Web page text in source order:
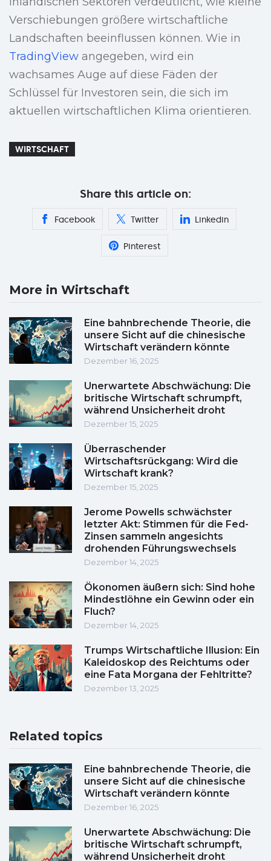
Verschiebungen größere wirtschaftliche
Landschaften beeinflussen können. Wie in
TradingView angegeben, wird ein
wachsames Auge auf diese Fäden der
Schlüssel für Investoren sein, die sich im
aktuellen wirtschaftlichen Klima orientieren.
WIRTSCHAFT
Share this article on:
Facebook Twitter Linkedin
Pinterest
More in Wirtschaft
Eine bahnbrechende Theorie, die
unsere Sicht auf die chinesische
Wirtschaft verändern könnte
Dezember 16, 2025
Unerwartete Abschwächung: Die
britische Wirtschaft schrumpft,
während Unsicherheit droht
Dezember 15, 2025
Überraschender
Wirtschaftsrückgang: Wird die
Wirtschaft krank?
Dezember 15, 2025
Jerome Powells schwächster
letzter Akt: Stimmen für die Fed-
Zinsen sammeln angesichts
drohenden Führungswechsels
Dezember 14, 2025
Ökonomen äußern sich: Sind hohe
Mindestlöhne ein Gewinn oder ein
Fluch?
Dezember 14, 2025
Trumps Wirtschaftliche Illusion: Ein
Kaleidoskop des Reichtums oder
eine Fata Morgana der Fehltritte?
Dezember 13, 2025
Related topics
Eine bahnbrechende Theorie, die
unsere Sicht auf die chinesische
Wirtschaft verändern könnte
Dezember 16, 2025
Unerwartete Abschwächung: Die
britische Wirtschaft schrumpft,
während Unsicherheit droht